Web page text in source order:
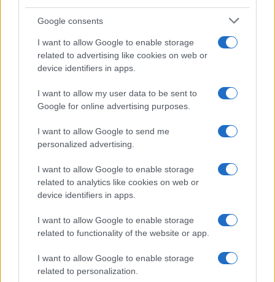
Google consents
I want to allow Google to enable storage
related to advertising like cookies on web or
device identifiers in apps.
I want to allow my user data to be sent to
Google for online advertising purposes.
I want to allow Google to send me
personalized advertising.
I want to allow Google to enable storage
related to analytics like cookies on web or
device identifiers in apps.
I want to allow Google to enable storage
related to functionality of the website or app.
I want to allow Google to enable storage
related to personalization.
Cómo planificar tus impuestos cripto: trading, staking y más
Nombre
Bitcoin
Ethereum
(BNB)
$602.04